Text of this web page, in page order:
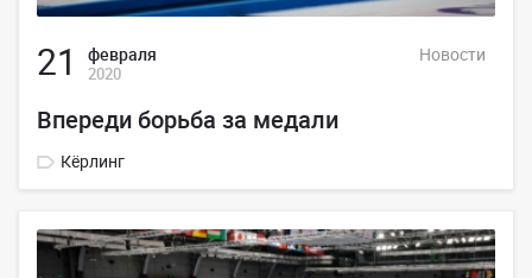
21 февраля
2020
Новости
Впереди борьба за медали
Кёрлинг